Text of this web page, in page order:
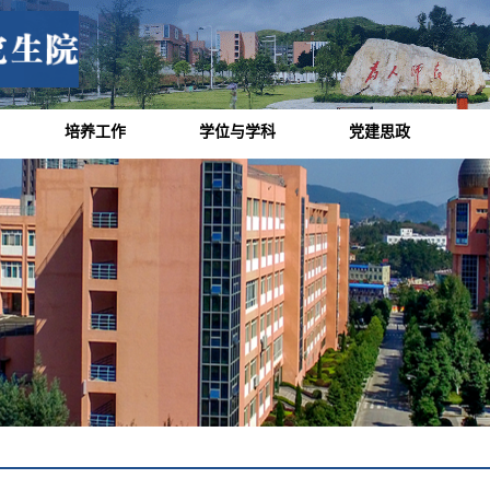
培养工作 学位与学科 党建思政